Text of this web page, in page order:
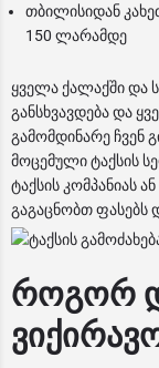
თბილისიდან
150 ლარამდე
ყველა ქალაქში
განსხვავდება და
გამომდინარე ჩვენ
მოცემული ტაქსის
ტაქსის კომპანიას
გაგაცნობთ ფასებს
როგორ